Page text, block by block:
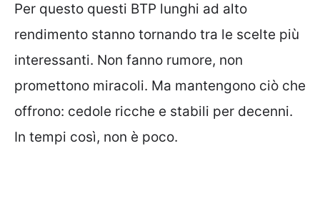
Per questo questi BTP lunghi ad alto
rendimento stanno tornando tra le scelte più
interessanti. Non fanno rumore, non
promettono miracoli. Ma mantengono ciò che
offrono: cedole ricche e stabili per decenni.
In tempi così, non è poco.